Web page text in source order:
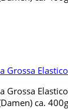
Grossa
Grossa
ca.